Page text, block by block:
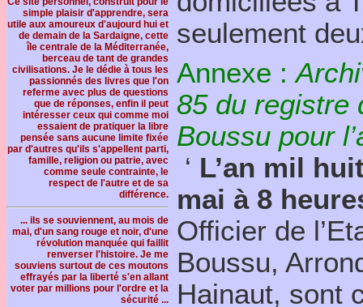
simple plaisir d'apprendre, sera
utile aux amoureux d'aujourd hui et
de demain de la Sardaigne, cette
île centrale de la Méditerranée,
berceau de tant de grandes
civilisations. Je le dédie à tous les
passionnés des livres que l'on
referme avec plus de questions
que de réponses, enfin il peut
intéresser ceux qui comme moi
essaient de pratiquer la libre
pensée sans aucune limite fixée
par d'autres qu'ils s'appellent parti,
famille, religion ou patrie, avec
comme seule contrainte, le
respect de l'autre et de sa
différence.
... ils se souviennent, au mois de
mai, d'un sang rouge et noir, d'une
révolution manquée qui faillit
renverser l'histoire. Je me
souviens surtout de ces moutons
effrayés par la liberté s'en allant
voter par millions pour l'ordre et la
sécurité ...
seulement
Annexe :
85 du registre
Boussu pour
‘ L’an mil
mai à 8
Officier de
Boussu,
Hainaut, sont